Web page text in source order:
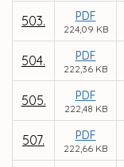
503. PDF
224,09 KB
504. PDF
222,36 KB
505. PDF
222,48 KB
507. PDF
222,66 KB